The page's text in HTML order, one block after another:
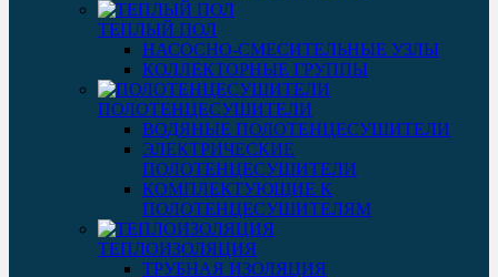
ТЕПЛЫЙ ПОЛ
НАСОСНО-СМЕСИТЕЛЬНЫЕ УЗЛЫ
КОЛЛЕКТОРНЫЕ ГРУППЫ
ПОЛОТЕНЦЕСУШИТЕЛИ
ВОДЯНЫЕ ПОЛОТЕНЦЕСУШИТЕЛИ
ЭЛЕКТРИЧЕСКИЕ
ПОЛОТЕНЦЕСУШИТЕЛИ
КОМПЛЕКТУЮЩИЕ К
ПОЛОТЕНЦЕСУШИТЕЛЯМ
ТЕПЛОИЗОЛЯЦИЯ
ТРУБНАЯ ИЗОЛЯЦИЯ